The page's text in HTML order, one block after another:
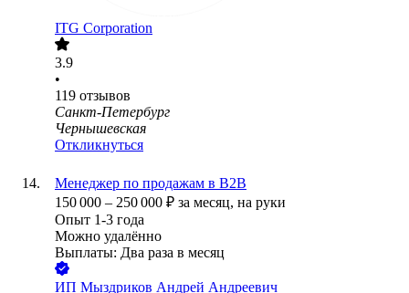
ITG Corporation
3.9
•
119 отзывов
Санкт-Петербург
Чернышевская
Откликнуться
Менеджер по продажам в B2B
150 000 – 250 000 ₽ за месяц, на руки
Опыт 1-3 года
Можно удалённо
Выплаты: Два раза в месяц
ИП Мыздриков Андрей Андреевич